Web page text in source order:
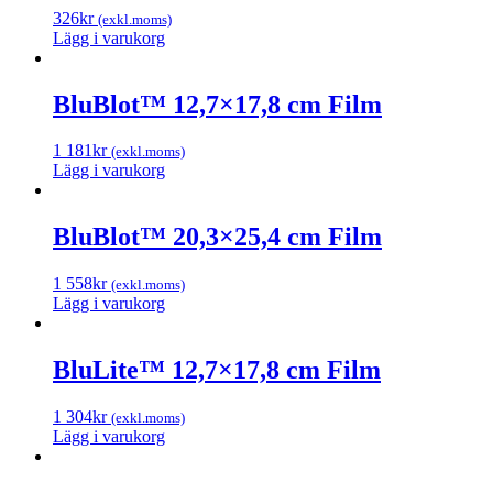
326kr (exkl.moms)
Lägg i varukorg
BluBlot™ 12,7×17,8 cm Film
1 181kr (exkl.moms)
Lägg i varukorg
BluBlot™ 20,3×25,4 cm Film
1 558kr (exkl.moms)
Lägg i varukorg
BluLite™ 12,7×17,8 cm Film
1 304kr (exkl.moms)
Lägg i varukorg